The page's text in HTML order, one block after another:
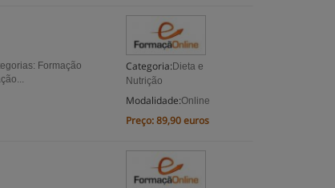
Categoria: Dieta e
Nutrição
Modalidade:Online
Preço:89,90 euros
Formação